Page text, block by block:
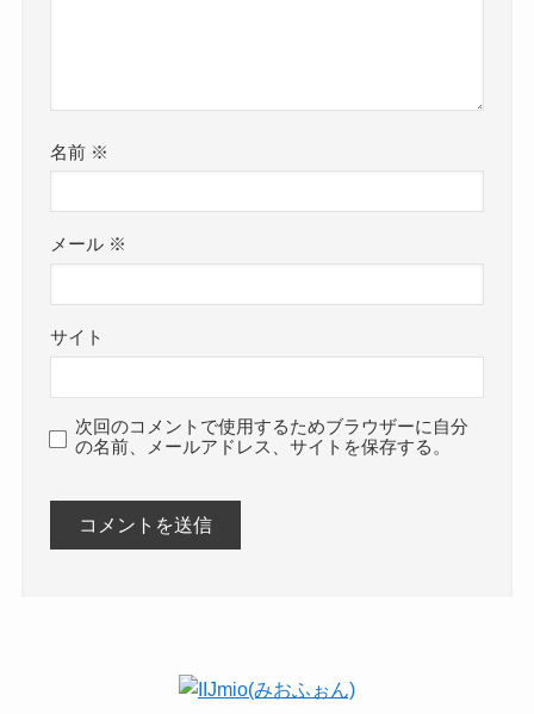
名前 ※
メール ※
サイト
次回のコメントで使用するためブラウザーに自分
の名前、メールアドレス、サイトを保存する。